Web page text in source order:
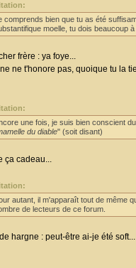
comprends bien que tu as été
moelle, tu dois beaucoup
frère : ya foye...
ne t'honore pas, quoique tu la
une fois, je suis bien conscient
du diable" (soit disant)
ça cadeau...
autant, il m'apparaît tout de même
de lecteurs de ce forum.
hargne : peut-être ai-je été soft...